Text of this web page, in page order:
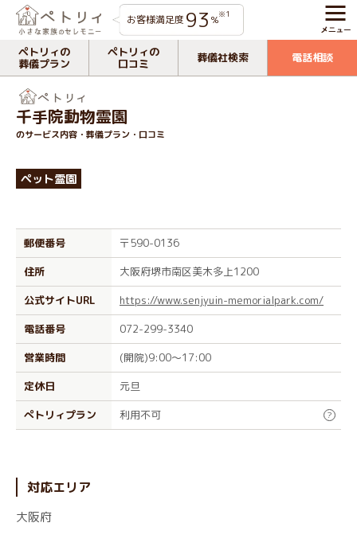
お客様満足度 93 %※1
ペトリィの
葬儀プラン
ペトリィの
口コミ
葬儀社検索 電話相談
千手院動物霊園
のサービス内容・葬儀プラン・口コミ
ペット霊園
郵便番号
〒590-0136
住所
大阪府堺市南区美木多上1200
公式サイトURL
https://www.senjyuin-memorialpark.com/
電話番号
072-299-3340
営業時間
(開院)9:00～17:00
定休日
元旦
ぺトリィプラン
利用不可 ?
対応エリア
大阪府